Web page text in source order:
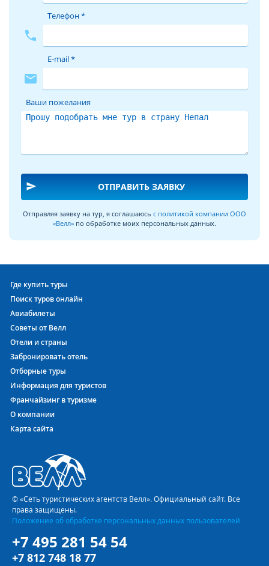
phone
Телефон *
mail
E-mail *
Ваши пожелания
send ОТПРАВИТЬ ЗАЯВКУ
Отправляя заявку на тур, я соглашаюсь с политикой компании ООО
«Велл» по обработке моих персональных данных.
Где купить туры
Поиск туров онлайн
Авиабилеты
Советы от Велл
Отели и страны
Забронировать отель
Отборные туры
Информация для туристов
Франчайзинг в туризме
О компании
Карта сайта
© «Сеть туристических агентств Велл». Официальный сайт. Все
права защищены.
Положение об обработке персональных данных пользователей
+7 495 281 54 54
+7 812 748 18 77